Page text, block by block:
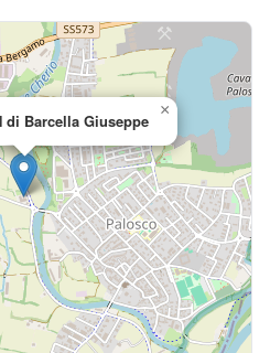
di Barcella Giuseppe
×